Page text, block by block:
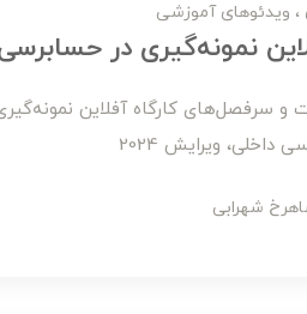
ویدئوهای آموزشی
نمونه‌گیری در
و سرفصل‌های کارگاه آفلاین
ویرایش 2024
شهرابی